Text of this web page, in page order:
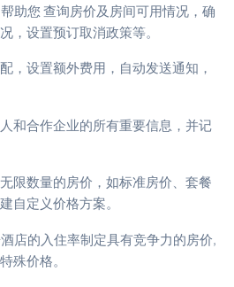
助您 查询房价及房间可用情况，确
，设置预订取消政策等。
，设置额外费用，自动发送通知，
和合作企业的所有重要信息，并记
限数量的房价，如标准房价、套餐
自定义价格方案。
店的入住率制定具有竞争力的房价,
殊价格。